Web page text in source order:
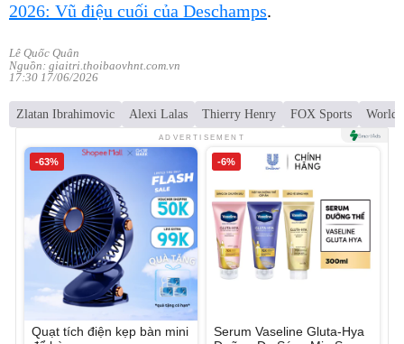
2026: Vũ điệu cuối của Deschamps.
Lê Quốc Quân
Nguồn: giaitri.thoibaovhnt.com.vn
17:30 17/06/2026
Zlatan Ibrahimovic Alexi Lalas Thierry Henry FOX Sports World
ADVERTISEMENT
-63%
Quạt tích điện kẹp bàn mini
-6%
Serum Vaseline Gluta-Hya